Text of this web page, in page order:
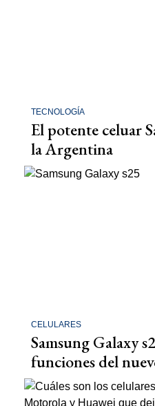
TECNOLOGÍA
El potente celuar
la Argentina
CELULARES
Samsung Galaxy
funciones del